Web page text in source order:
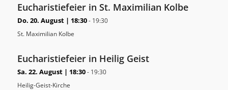
Eucharistiefeier in St. Maximilian Kolbe
Do. 20. August | 18:30- 19:30
St. Maximilian Kolbe
Eucharistiefeier in Heilig Geist
Sa. 22. August | 18:30- 19:30
Heilig-Geist-Kirche